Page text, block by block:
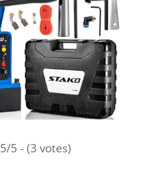
5/5 - (3 votes)